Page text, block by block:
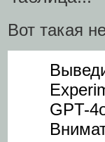
Вот такая
GPT-